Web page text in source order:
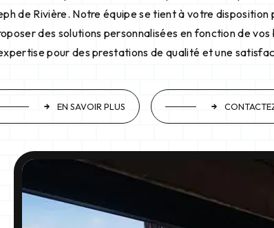
de Rivière. Notre équipe se tient à votre disposition
des solutions personnalisées en fonction de
pour des prestations de qualité et une
EN SAVOIR PLUS